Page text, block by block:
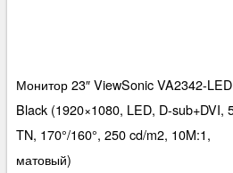
Монитор 23″ ViewSonic VA2342-LED
Black (1920×1080, LED, D-sub+DVI,
TN, 170°/160°, 250 cd/m2, 10M:1,
матовый)